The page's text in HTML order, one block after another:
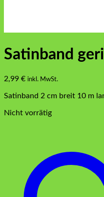
Satinband
2,99 € inkl. MwSt.
Satinband 2 cm breit 10 m
Nicht vorrätig